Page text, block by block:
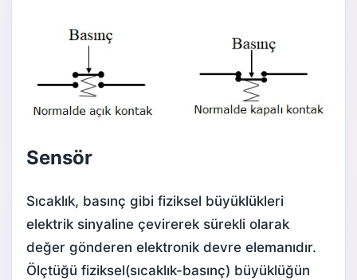
Sensör
Sıcaklık, basınç gibi fiziksel büyüklükleri
elektrik sinyaline çevirerek sürekli olarak
değer gönderen elektronik devre elemanıdır.
Ölçtüğü fiziksel(sıcaklık-basınç) büyüklüğün